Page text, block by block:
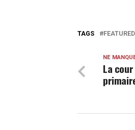
TAGS FEATURED
NE
La